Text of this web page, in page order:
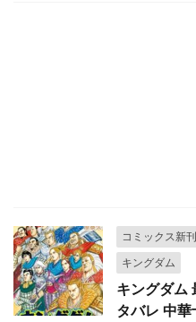
コミックス新
キングダム
キングダム
タバレ 中